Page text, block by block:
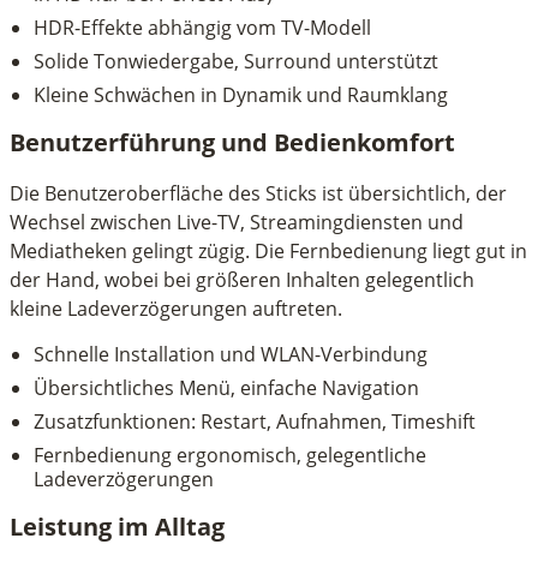
HDR-Effekte abhängig vom TV-Modell
Solide Tonwiedergabe, Surround unterstützt
Kleine Schwächen in Dynamik und Raumklang
Benutzerführung und Bedienkomfort
Die Benutzeroberfläche des Sticks ist übersichtlich, der
Wechsel zwischen Live-TV, Streamingdiensten und
Mediatheken gelingt zügig. Die Fernbedienung liegt gut in
der Hand, wobei bei größeren Inhalten gelegentlich
kleine Ladeverzögerungen auftreten.
Schnelle Installation und WLAN-Verbindung
Übersichtliches Menü, einfache Navigation
Zusatzfunktionen: Restart, Aufnahmen, Timeshift
Fernbedienung ergonomisch, gelegentliche
Ladeverzögerungen
Leistung im Alltag